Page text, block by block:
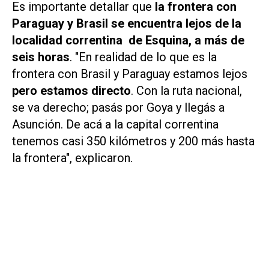
Es importante detallar que la frontera con
Paraguay y Brasil se encuentra lejos de la
localidad correntina de Esquina, a más de
seis horas. "En realidad de lo que es la
frontera con Brasil y Paraguay estamos lejos
pero estamos directo. Con la ruta nacional,
se va derecho; pasás por Goya y llegás a
Asunción. De acá a la capital correntina
tenemos casi 350 kilómetros y 200 más hasta
la frontera", explicaron.